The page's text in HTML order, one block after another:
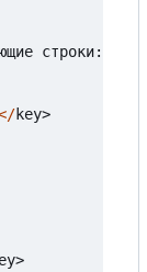
строки:
key>
>